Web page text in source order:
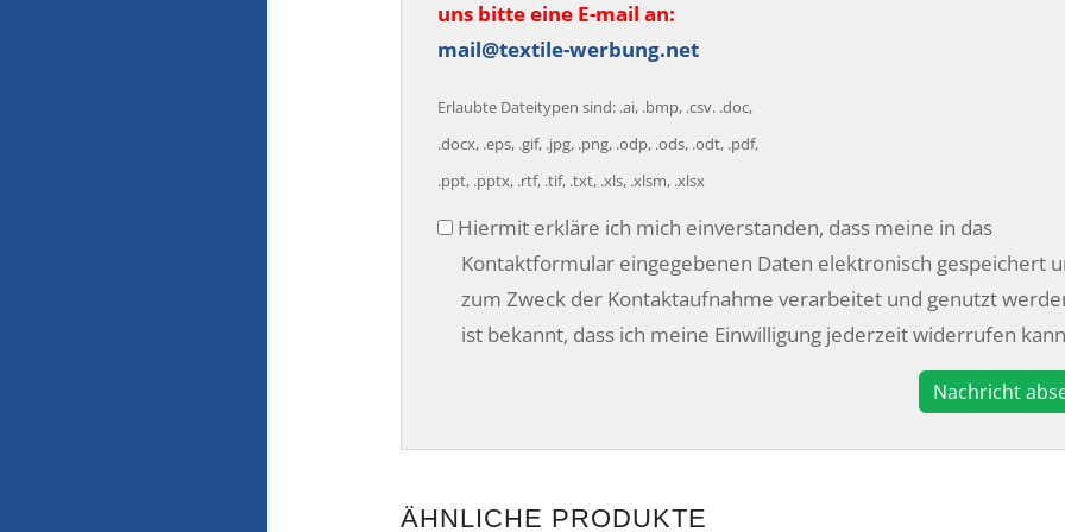
uns bitte eine E-mail an:
mail@textile-werbung.net
Erlaubte Dateitypen sind: .ai, .bmp, .csv. .doc,
.docx, .eps, .gif, .jpg, .png, .odp, .ods, .odt, .pdf,
.ppt, .pptx, .rtf, .tif, .txt, .xls, .xlsm, .xlsx
Datenschutz
Hiermit erkläre ich mich einverstanden, dass meine in das
Kontaktformular eingegebenen Daten elektronisch gespeichert
zum Zweck der Kontaktaufnahme verarbeitet und genutzt
ist bekannt, dass ich meine Einwilligung jederzeit widerrufen
ÄHNLICHE PRODUKTE